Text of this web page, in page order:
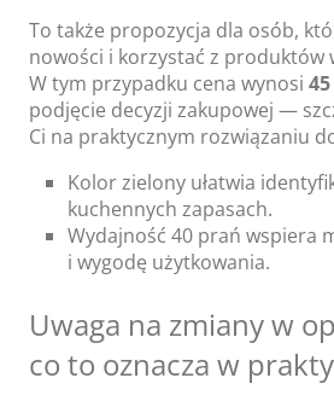
To także propozycja dla osób,
nowości i korzystać z produktów
W tym przypadku cena wynosi 45
podjęcie decyzji zakupowej —
Ci na praktycznym rozwiązaniu
Kolor zielony ułatwia
kuchennych zapasach.
Wydajność 40 prań wspiera
i wygodę użytkowania.
Uwaga na zmiany w
co to oznacza w